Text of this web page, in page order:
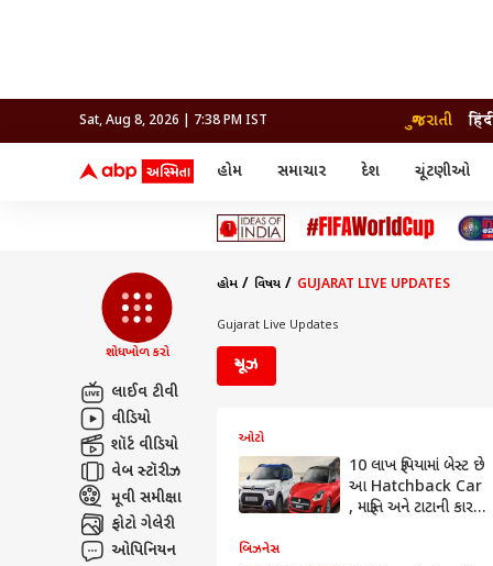
Sat, Aug 8, 2026 | 7:38 PM IST ગુજરાતી
હોમ સમાચાર
વડોદરા
જામનગર
અમદાવાદ
રાજનીતિ
દેશ ચૂંટણીઓ
વડોદરા
જામનગર
સુરત
બોલિવૂડ
બ્રાન્ડવાયર
શોધખોળ કરો
લાઈવ ટીવી
વીડિયો
શૉર્ટ વીડિયો
વેબ સ્ટૉરીઝ
મૂવી સમીક્ષા
ફોટો ગેલેરી
ઓપિનિયન
હોમ વિષય GUJARAT LIVE UPDATES
Gujarat Live Updates
ન્યૂઝ
ઓટો
10 લાખ રૂપિયામાં બેસ્ટ છે
આ Hatchback Car
, મારૂતિ અને ટાટાની કાર
બિઝનેસ